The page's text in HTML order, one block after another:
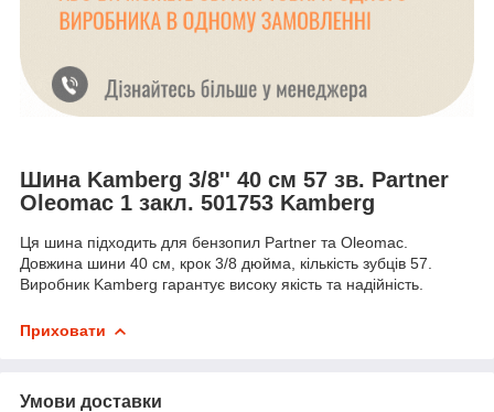
Шина Kamberg 3/8'' 40 см 57 зв. Partner
Oleomac 1 закл. 501753 Kamberg
Ця шина підходить для бензопил Partner та Oleomac.
Довжина шини 40 см, крок 3/8 дюйма, кількість зубців 57.
Виробник Kamberg гарантує високу якість та надійність.
Приховати
Умови доставки